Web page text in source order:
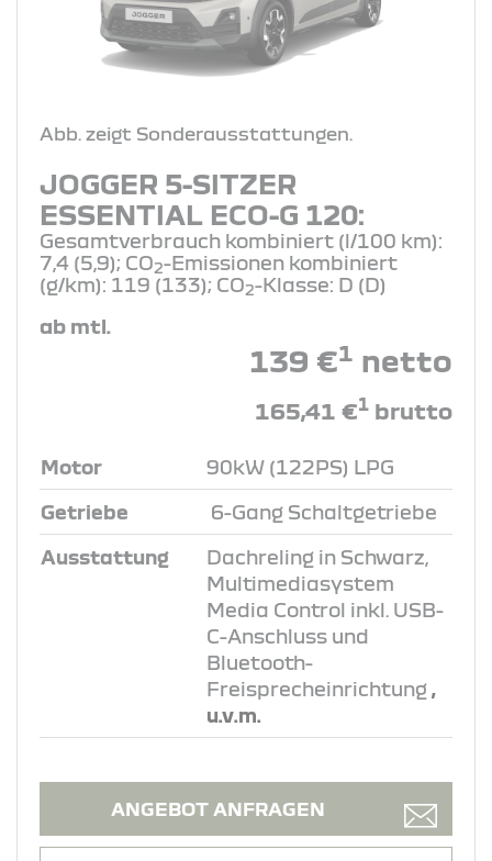
Abb. zeigt Sonderausstattungen.
JOGGER 5-SITZER
ESSENTIAL ECO-G 120:
Gesamtverbrauch kombiniert (l/100 km):
7,4 (5,9); CO2-Emissionen kombiniert
(g/km): 119 (133); CO2-Klasse: D (D)
ab mtl.
139 €1 netto
165,41 €1 brutto
Motor 90kW (122PS) LPG
Getriebe 6-Gang Schaltgetriebe
Ausstattung
Dachreling in Schwarz,
Multimediasystem
Media Control inkl. USB-
C-Anschluss und
Bluetooth-
Freisprecheinrichtung ,
u.v.m.
ANGEBOT ANFRAGEN